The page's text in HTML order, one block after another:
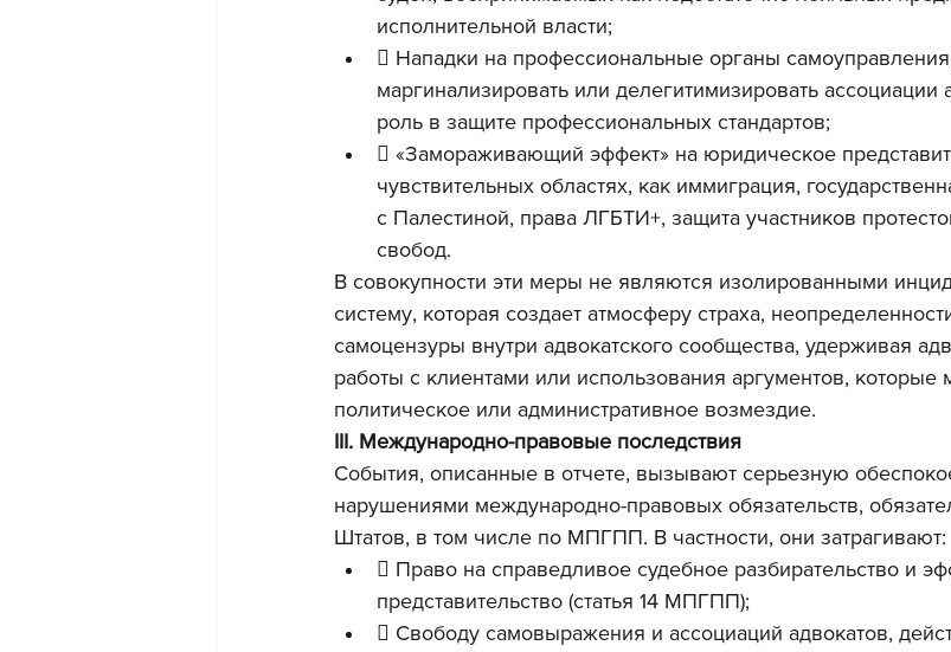
исполнительной власти;
 Нападки на профессиональные органы
маргинализировать или делегитимизировать ассоциации
роль в защите профессиональных стандартов;
 «Замораживающий эффект» на юридическое
чувствительных областях, как иммиграция,
с Палестиной, права ЛГБТИ+, защита участников
свобод.
В совокупности эти меры не являются изолированными
систему, которая создает атмосферу страха,
самоцензуры внутри адвокатского сообщества, удерживая
работы с клиентами или использования аргументов, которые
политическое или административное возмездие.
III. Международно-правовые последствия
События, описанные в отчете, вызывают серьезную
нарушениями международно-правовых обязательств,
Штатов, в том числе по МПГПП. В частности, они затрагивают:
 Право на справедливое судебное разбирательство и
представительство (статья 14 МПГПП);
 Свободу самовыражения и ассоциаций адвокатов,